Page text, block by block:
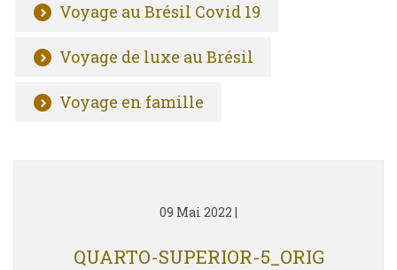
Voyage au Brésil Covid 19
Voyage de luxe au Brésil
Voyage en famille
09 Mai 2022 |
QUARTO-SUPERIOR-5_ORIG